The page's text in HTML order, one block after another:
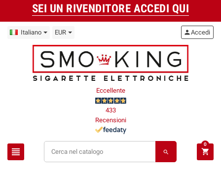
SEI UN RIVENDITORE ACCEDI QUI
Italiano EUR
Eccellente
433
Recensioni
view_headline search
personAccedi
shopping_cart
0